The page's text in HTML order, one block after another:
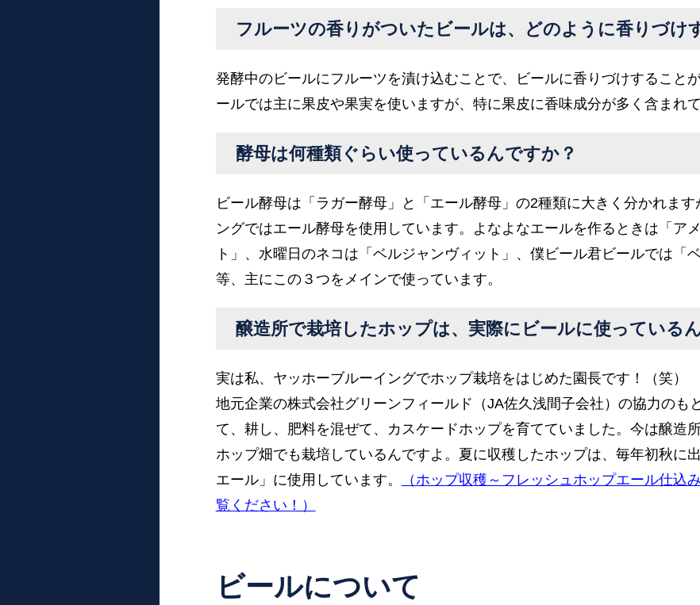
フルーツの香りがついたビールは、どのように香りづけ
発酵中のビールにフルーツを漬け込むことで、ビールに香りづけすること
ールでは主に果皮や果実を使いますが、特に果皮に香味成分が多く含まれて
酵母は何種類ぐらい使っているんですか？
ビール酵母は「ラガー酵母」と「エール酵母」の2種類に大きく分かれます
ングではエール酵母を使用しています。よなよなエールを作るときは「ア
ト」、水曜日のネコは「ベルジャンヴィット」、僕ビール君ビールでは「
等、主にこの３つをメインで使っています。
醸造所で栽培したホップは、実際にビールに使っている
実は私、ヤッホーブルーイングでホップ栽培をはじめた園長です！（笑）
地元企業の株式会社グリーンフィールド（JA佐久浅間子会社）の協力のも
て、耕し、肥料を混ぜて、カスケードホップを育てていました。今は醸造
ホップ畑でも栽培しているんですよ。夏に収穫したホップは、毎年初秋に
エール」に使用しています。
（ホップ収穫～フレッシュホップエール仕込
覧ください！）
ビールについて